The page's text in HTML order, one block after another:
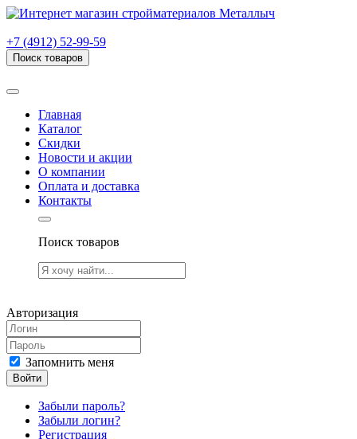
+7 (4912) 52-99-59
Поиск товаров
Главная
Каталог
Скидки
Новости и акции
О компании
Оплата и доставка
Контакты
Поиск товаров
Авторизация
Запомнить меня
Войти
Забыли пароль?
Забыли логин?
Регистрация